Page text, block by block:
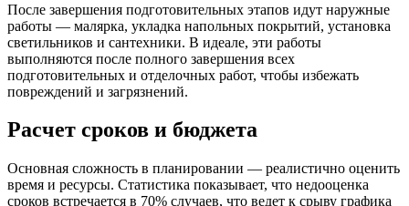
После завершения подготовительных этапов идут наружные
работы — малярка, укладка напольных покрытий, установка
светильников и сантехники. В идеале, эти работы
выполняются после полного завершения всех
подготовительных и отделочных работ, чтобы избежать
повреждений и загрязнений.
Расчет сроков и бюджета
Основная сложность в планировании — реалистично оценить
время и ресурсы. Статистика показывает, что недооценка
сроков встречается в 70% случаев, что ведет к срыву графика